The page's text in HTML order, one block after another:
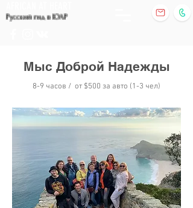
Русский гид в ЮАР
Мыс Доброй Надежды
8-9 часов / от $500 за авто (1-3 чел)